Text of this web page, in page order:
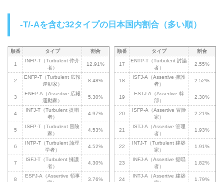
-T/-Aを含む32タイプの日本国内割合（多い順）
順番 タイプ 割合
1
INFP-T（Turbulent 仲介
者）
12.91%
2
ENFP-T（Turbulent 広報
運動家）
8.48%
3
ENFP-A（Assertive 広報
運動家）
5.30%
4
INFJ-T（Turbulent 提唱
者）
4.97%
5
ISFP-T（Turbulent 冒険
家）
4.53%
6
INTP-T（Turbulent 論理
学者）
4.52%
7
ISFJ-T（Turbulent 擁護
者）
4.30%
8
ESFJ-A（Assertive 領事
3.76%
順番 タイプ 割合
17
ENTP-T（Turbulent 討論
者）
2.55%
18
ISFJ-A（Assertive 擁護
者）
2.52%
19
ESTJ-A（Assertive 幹
部）
2.30%
20
ISFP-A（Assertive 冒険
家）
2.21%
21
ISTJ-A（Assertive 管理
者）
1.93%
22
INTJ-T（Turbulent 建築
家）
1.91%
23
INFJ-A（Assertive 提唱
者）
1.82%
24
INTJ-A（Assertive 建築
1.79%